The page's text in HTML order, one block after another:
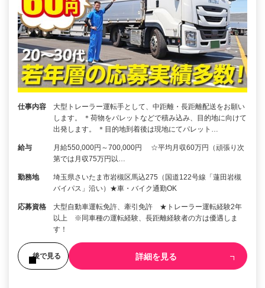
仕事内容
大型トレーラー運転手として、中距離・長距離配送をお願い
します。 ＊荷物をパレットなどで積み込み、目的地に向けて
出発します。 ＊目的地到着後は現地にてパレット…
給与
月給550,000円～700,000円 ☆平均月収60万円（頑張り次
第では月収75万円以…
勤務地
埼玉県さいたま市岩槻区馬込275（国道122号線「蓮田岩槻
バイパス」沿い）★車・バイク通勤OK
応募資格
大型自動車運転免許、牽引免許 ★トレーラー運転経験2年
以上 ※同車種の運転経験、長距離経験者の方は優遇しま
す！
後で見る 詳細を見る